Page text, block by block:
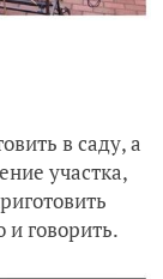
в саду, а
участка,
говорить.